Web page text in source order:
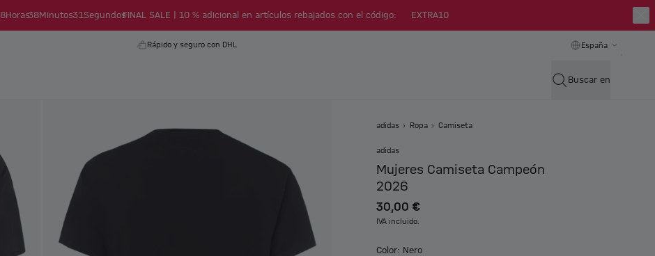
8Horas38Minutos30SegundosFINAL SALE | 10 % adicional en artículos rebajados con el código: EXTRA10
Rápido y seguro con DHL España
Buscar en
adidas Ropa Camiseta
adidas
Mujeres Camiseta Campeón
2026
30,00 €
IVA incluido.
Color: Nero